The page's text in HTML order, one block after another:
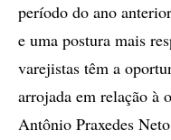
período do ano
e uma postura mais
varejistas têm a
arrojada em relação à
Antônio Praxedes